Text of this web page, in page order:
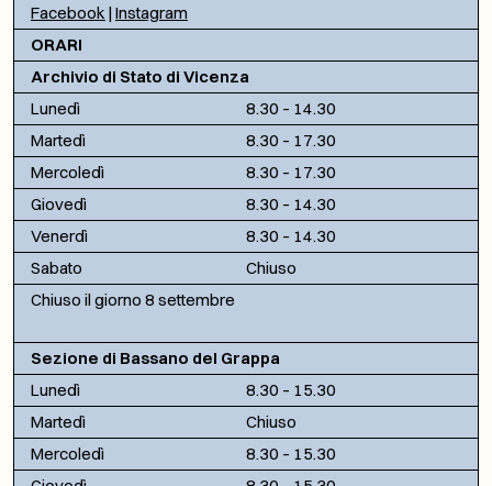
Facebook | Instagram
ORARI
Archivio di Stato di Vicenza
Lunedì
8.30 – 14.30
Martedì
8.30 – 17.30
Mercoledì
8.30 – 17.30
Giovedì
8.30 – 14.30
Venerdì
8.30 – 14.30
Sabato
Chiuso
Chiuso il giorno 8 settembre
Sezione di Bassano del Grappa
Lunedì
8.30 – 15.30
Martedì
Chiuso
Mercoledì
8.30 – 15.30